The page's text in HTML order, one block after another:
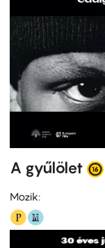
A gyűlölet
Mozik: